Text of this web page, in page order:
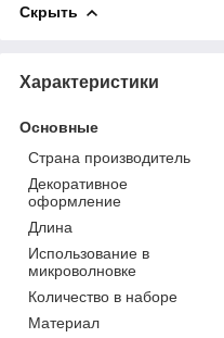
Скрыть
Характеристики
Основные
Страна производитель
Декоративное
оформление
Длина
Использование в
микроволновке
Количество в наборе
Материал